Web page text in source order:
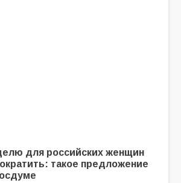
для российских женщин
такое предложение